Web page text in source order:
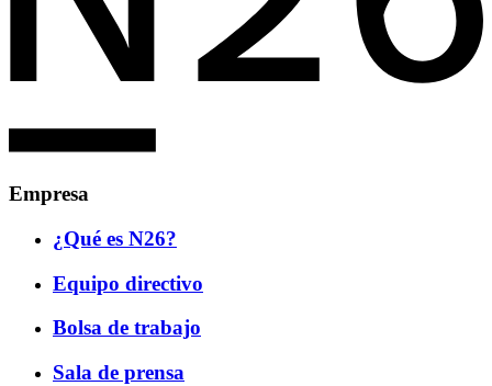
Empresa
¿Qué es N26?
Equipo directivo
Bolsa de trabajo
Sala de prensa